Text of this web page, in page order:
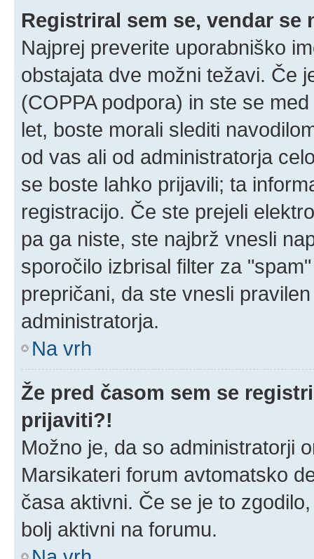
Registriral sem se, vendar se
Najprej preverite uporabniško
obstajata dve možni težavi. Če
(COPPA podpora) in ste se
let, boste morali slediti
od vas ali od administratorja
se boste lahko prijavili; ta
registracijo. Če ste prejeli
pa ga niste, ste najbrž vnesli
sporočilo izbrisal filter za
prepričani, da ste vnesli
administratorja.
Na vrh
Že pred časom sem se
prijaviti?!
Možno je, da so administratorji
Marsikateri forum avtomatsko
časa aktivni. Če se je to
bolj aktivni na forumu.